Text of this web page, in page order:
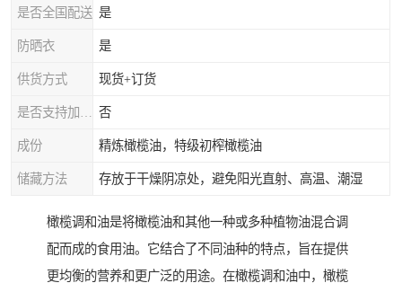
是否全国配送 是
防晒衣 是
供货方式 现货+订货
否
成份 精炼橄榄油，特级初榨橄榄油
储藏方法 存放于干燥阴凉处，避免阳光直射、高温、潮湿
橄榄调和油是将橄榄油和其他一种或多种植物油混合调
配而成的食用油。它结合了不同油种的特点，旨在提供
更均衡的营养和更广泛的用途。在橄榄调和油中，橄榄